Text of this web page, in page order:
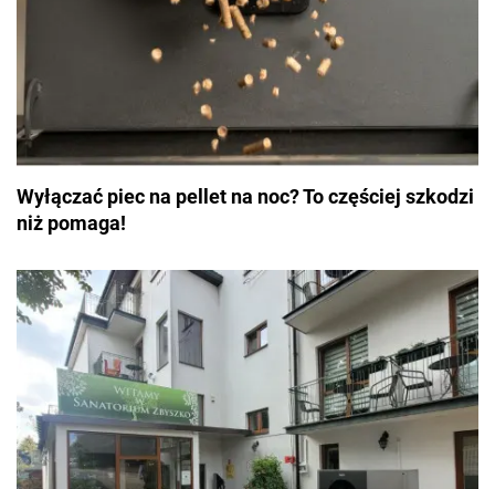
Wyłączać piec na pellet na noc? To częściej szkodzi
niż pomaga!